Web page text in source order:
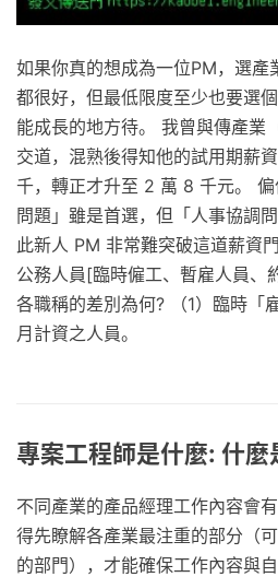
如果你真的想成為一位PM，選產
都很好，但最低限度至少也要選
能成長的地方待。 我曾與傳產業
交道，混熟後得知他的試用期薪
千，轉正才升至 2 萬 8 千元。
問題」雖是首選，但「人事協調
此新人 PM 非常難突破這道薪資
公務人員[臨時僱工、暫雇人員、
各職稱的差別為何? （1）臨時「
月計資之人員。
專案工程師是什麼: 什麼
不同產業的產品經理工作內容會
得先瞭解各產業最注重的部分（
的部門），才能確保工作內容與